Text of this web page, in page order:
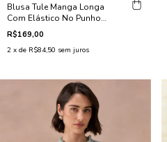
Blusa Tule Manga Longa
Com Elástico No Punho
Vinho
R$169,00
2 x de R$84,50 sem juros